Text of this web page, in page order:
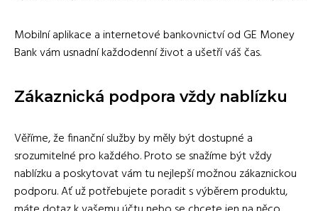
Mobilní aplikace a internetové bankovnictví od GE Money
Bank vám usnadní každodenní život a ušetří váš čas.
Zákaznická podpora vždy nablízku
Věříme, že finanční služby by měly být dostupné a
srozumitelné pro každého. Proto se snažíme být vždy
nablízku a poskytovat vám tu nejlepší možnou zákaznickou
podporu. Ať už potřebujete poradit s výběrem produktu,